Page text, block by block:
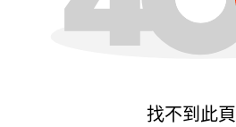
找不到此